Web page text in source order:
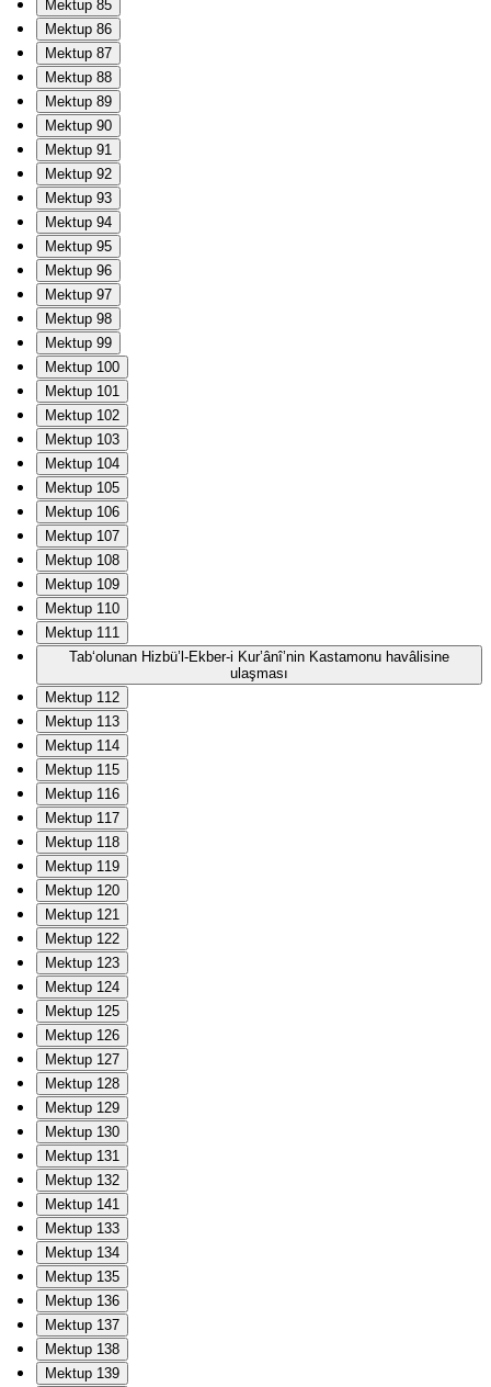
Mektup 85
Mektup 86
Mektup 87
Mektup 88
Mektup 89
Mektup 90
Mektup 91
Mektup 92
Mektup 93
Mektup 94
Mektup 95
Mektup 96
Mektup 97
Mektup 98
Mektup 99
Mektup 100
Mektup 101
Mektup 102
Mektup 103
Mektup 104
Mektup 105
Mektup 106
Mektup 107
Mektup 108
Mektup 109
Mektup 110
Mektup 111
Tab‘olunan Hizbü’l-Ekber-i Kur’ânî’nin Kastamonu havâlisine
ulaşması
Mektup 112
Mektup 113
Mektup 114
Mektup 115
Mektup 116
Mektup 117
Mektup 118
Mektup 119
Mektup 120
Mektup 121
Mektup 122
Mektup 123
Mektup 124
Mektup 125
Mektup 126
Mektup 127
Mektup 128
Mektup 129
Mektup 130
Mektup 131
Mektup 132
Mektup 141
Mektup 133
Mektup 134
Mektup 135
Mektup 136
Mektup 137
Mektup 138
Mektup 139